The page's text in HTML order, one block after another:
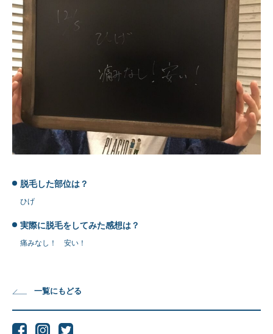
脱毛した部位は？
ひげ
実際に脱毛をしてみた感想は？
痛みなし！ 安い！
一覧にもどる